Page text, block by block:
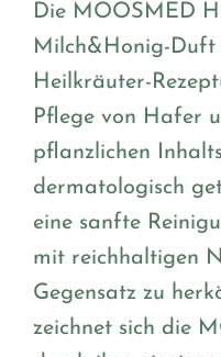
Die MOOSMED
Milch&Honig-
Heilkräuter-
Pflege von Hafer
pflanzlichen
dermatologisch
eine sanfte
mit reichhaltigen
Gegensatz zu
zeichnet sich die